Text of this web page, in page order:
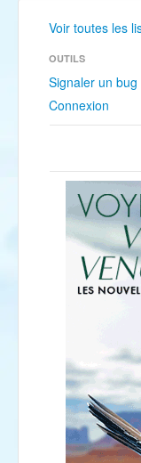
Voir toutes les
OUTILS
Signaler un
Connexion